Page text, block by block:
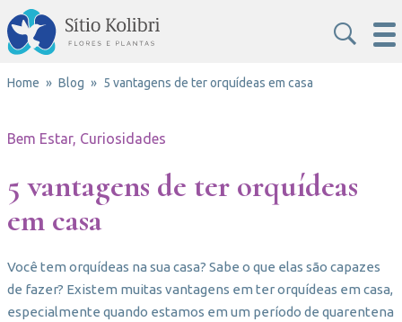
Home Blog 5 vantagens de ter orquídeas em casa
Bem Estar, Curiosidades
5 vantagens de ter orquídeas
em casa
Você tem orquídeas na sua casa? Sabe o que elas são capazes
de fazer? Existem muitas vantagens em ter orquídeas em casa,
especialmente quando estamos em um período de quarentena